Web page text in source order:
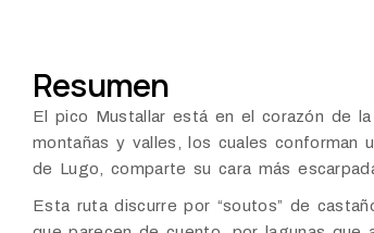
Resumen
El pico Mustallar está en el corazón de
montañas y valles, los cuales
de Lugo, comparte su cara más
Esta ruta discurre por “soutos” de